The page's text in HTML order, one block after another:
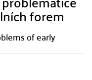
forem
of early